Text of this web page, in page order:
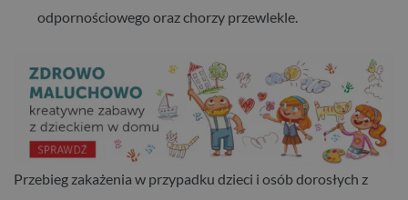
odpornościowego oraz chorzy przewlekle.
Przebieg zakażenia w przypadku dzieci i osób dorosłych z